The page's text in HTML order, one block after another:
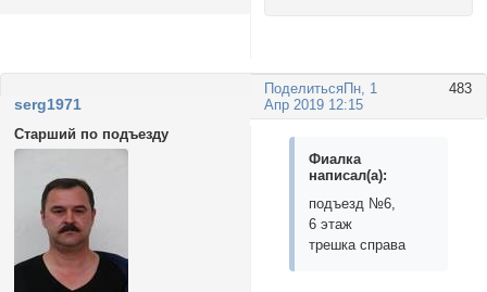
Поделиться 483
Пн, 1
Апр 2019 12:15
serg1971
Старший по подъезду
Фиалка
написал(а):
подъезд №6,
6 этаж
трешка справа